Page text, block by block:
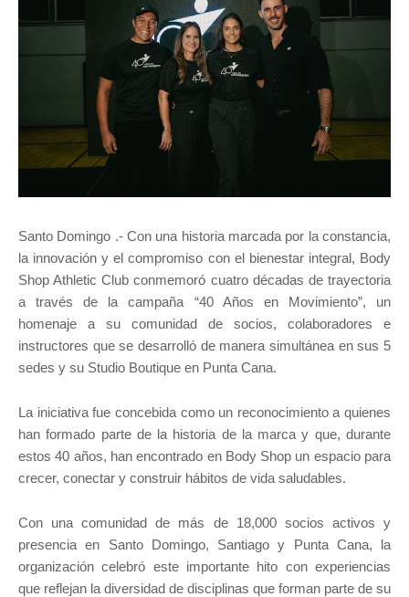
Santo Domingo .- Con una historia marcada por la constancia,
la innovación y el compromiso con el bienestar integral, Body
Shop Athletic Club conmemoró cuatro décadas de trayectoria
a través de la campaña “40 Años en Movimiento”, un
homenaje a su comunidad de socios, colaboradores e
instructores que se desarrolló de manera simultánea en sus 5
sedes y su Studio Boutique en Punta Cana.
La iniciativa fue concebida como un reconocimiento a quienes
han formado parte de la historia de la marca y que, durante
estos 40 años, han encontrado en Body Shop un espacio para
crecer, conectar y construir hábitos de vida saludables.
Con una comunidad de más de 18,000 socios activos y
presencia en Santo Domingo, Santiago y Punta Cana, la
organización celebró este importante hito con experiencias
que reflejan la diversidad de disciplinas que forman parte de su